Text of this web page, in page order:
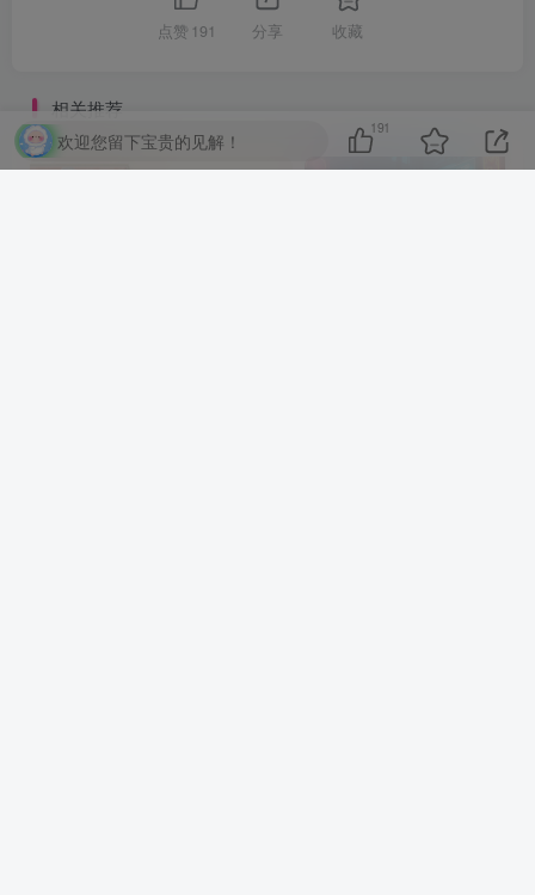
点赞 191 分享 收藏
相关推荐
欢迎您留下宝贵的见解！
191